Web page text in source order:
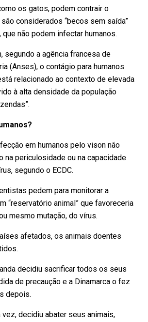
os gatos, podem contrair o
considerados “becos sem saída”
não podem infectar humanos.
segundo a agência francesa de
(Anses), o contágio para humanos
relacionado ao contexto de elevada
à alta densidade da população
em humanos pelo vison não
na periculosidade ou na capacidade
segundo o ECDC.
pedem para monitorar a
“reservatório animal” que favoreceria
mesmo mutação, do vírus.
afetados, os animais doentes
decidiu sacrificar todos os seus
de precaução e a Dinamarca o fez
depois.
vez, decidiu abater seus animais,